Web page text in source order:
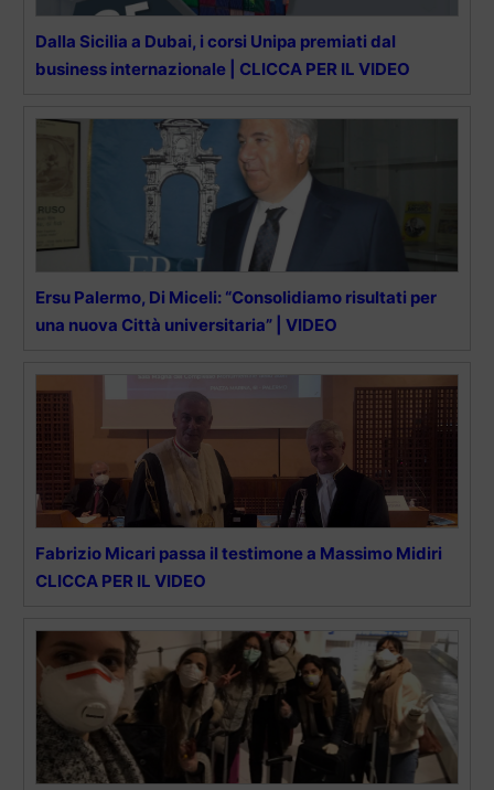
Dalla Sicilia a Dubai, i corsi Unipa premiati dal
business internazionale | CLICCA PER IL VIDEO
Ersu Palermo, Di Miceli: “Consolidiamo risultati per
una nuova Città universitaria” | VIDEO
Fabrizio Micari passa il testimone a Massimo Midiri
CLICCA PER IL VIDEO